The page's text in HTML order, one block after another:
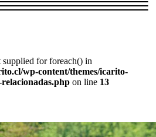
for foreach() in
wp-content/themes/icarito-
on line 13